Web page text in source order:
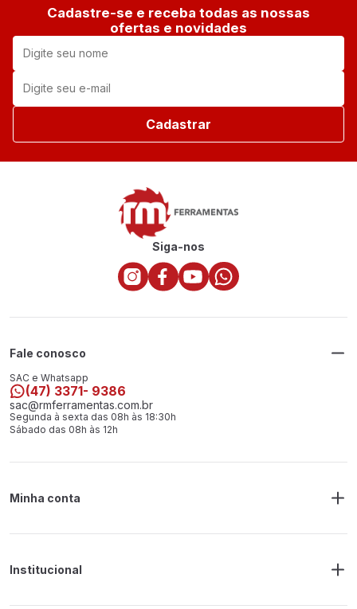
Cadastre-se e receba todas as nossas
ofertas e novidades
Cadastrar
Siga-nos
Fale conosco
SAC e Whatsapp
(47) 3371- 9386
sac@rmferramentas.com.br
Segunda à sexta das 08h às 18:30h
Sábado das 08h às 12h
Minha conta
Endereço de Entrega
Institucional